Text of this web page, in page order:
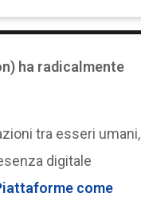
ha radicalmente
tra esseri umani,
digitale
come